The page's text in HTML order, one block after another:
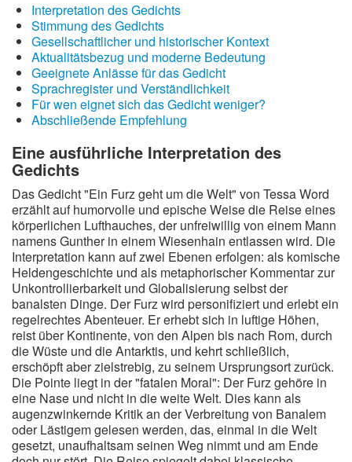
Interpretation des Gedichts
Stimmung des Gedichts
Gesellschaftlicher und historischer Kontext
Aktualitätsbezug und moderne Bedeutung
Geeignete Anlässe für das Gedicht
Sprachregister und Verständlichkeit
Für wen eignet sich das Gedicht weniger?
Abschließende Empfehlung
Eine ausführliche Interpretation des
Gedichts
Das Gedicht "Ein Furz geht um die Welt" von Tessa Word
erzählt auf humorvolle und epische Weise die Reise eines
körperlichen Lufthauches, der unfreiwillig von einem Mann
namens Gunther in einem Wiesenhain entlassen wird. Die
Interpretation kann auf zwei Ebenen erfolgen: als komische
Heldengeschichte und als metaphorischer Kommentar zur
Unkontrollierbarkeit und Globalisierung selbst der
banalsten Dinge. Der Furz wird personifiziert und erlebt ein
regelrechtes Abenteuer. Er erhebt sich in luftige Höhen,
reist über Kontinente, von den Alpen bis nach Rom, durch
die Wüste und die Antarktis, und kehrt schließlich,
erschöpft aber zielstrebig, zu seinem Ursprungsort zurück.
Die Pointe liegt in der "fatalen Moral": Der Furz gehöre in
eine Nase und nicht in die weite Welt. Dies kann als
augenzwinkernde Kritik an der Verbreitung von Banalem
oder Lästigem gelesen werden, das, einmal in die Welt
gesetzt, unaufhaltsam seinen Weg nimmt und am Ende